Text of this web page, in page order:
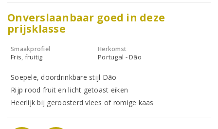
Onverslaanbaar goed in deze
prijsklasse
Smaakprofiel
Fris, fruitig
Herkomst
Portugal - Dão
Soepele, doordrinkbare stijl Dão
Rijp rood fruit en licht getoast eiken
Heerlijk bij geroosterd vlees of romige kaas